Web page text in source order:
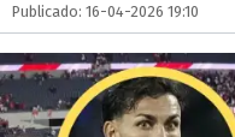
Publicado: 16-04-2026 19:10